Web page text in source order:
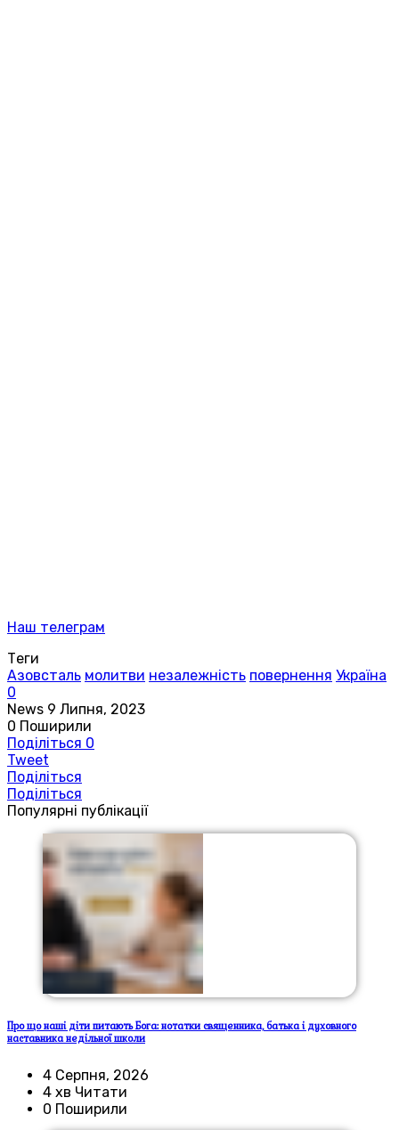
Наш телеграм
Теги
Азовсталь молитви незалежність повернення Україна
0
News 9 Липня, 2023
0 Поширили
Поділіться 0
Tweet
Поділіться
Поділіться
Популярні публікації
Про що наші діти питають Бога: нотатки священника, батька і духовного
наставника недільної школи
4 Серпня, 2026
4 хв Читати
0 Поширили